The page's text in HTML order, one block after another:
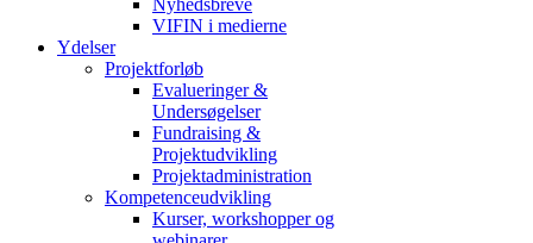
VIFIN i medierne
Ydelser
Projektforløb
Evalueringer &
Undersøgelser
Fundraising &
Projektudvikling
Projektadministration
Kompetenceudvikling
Kurser, workshopper og